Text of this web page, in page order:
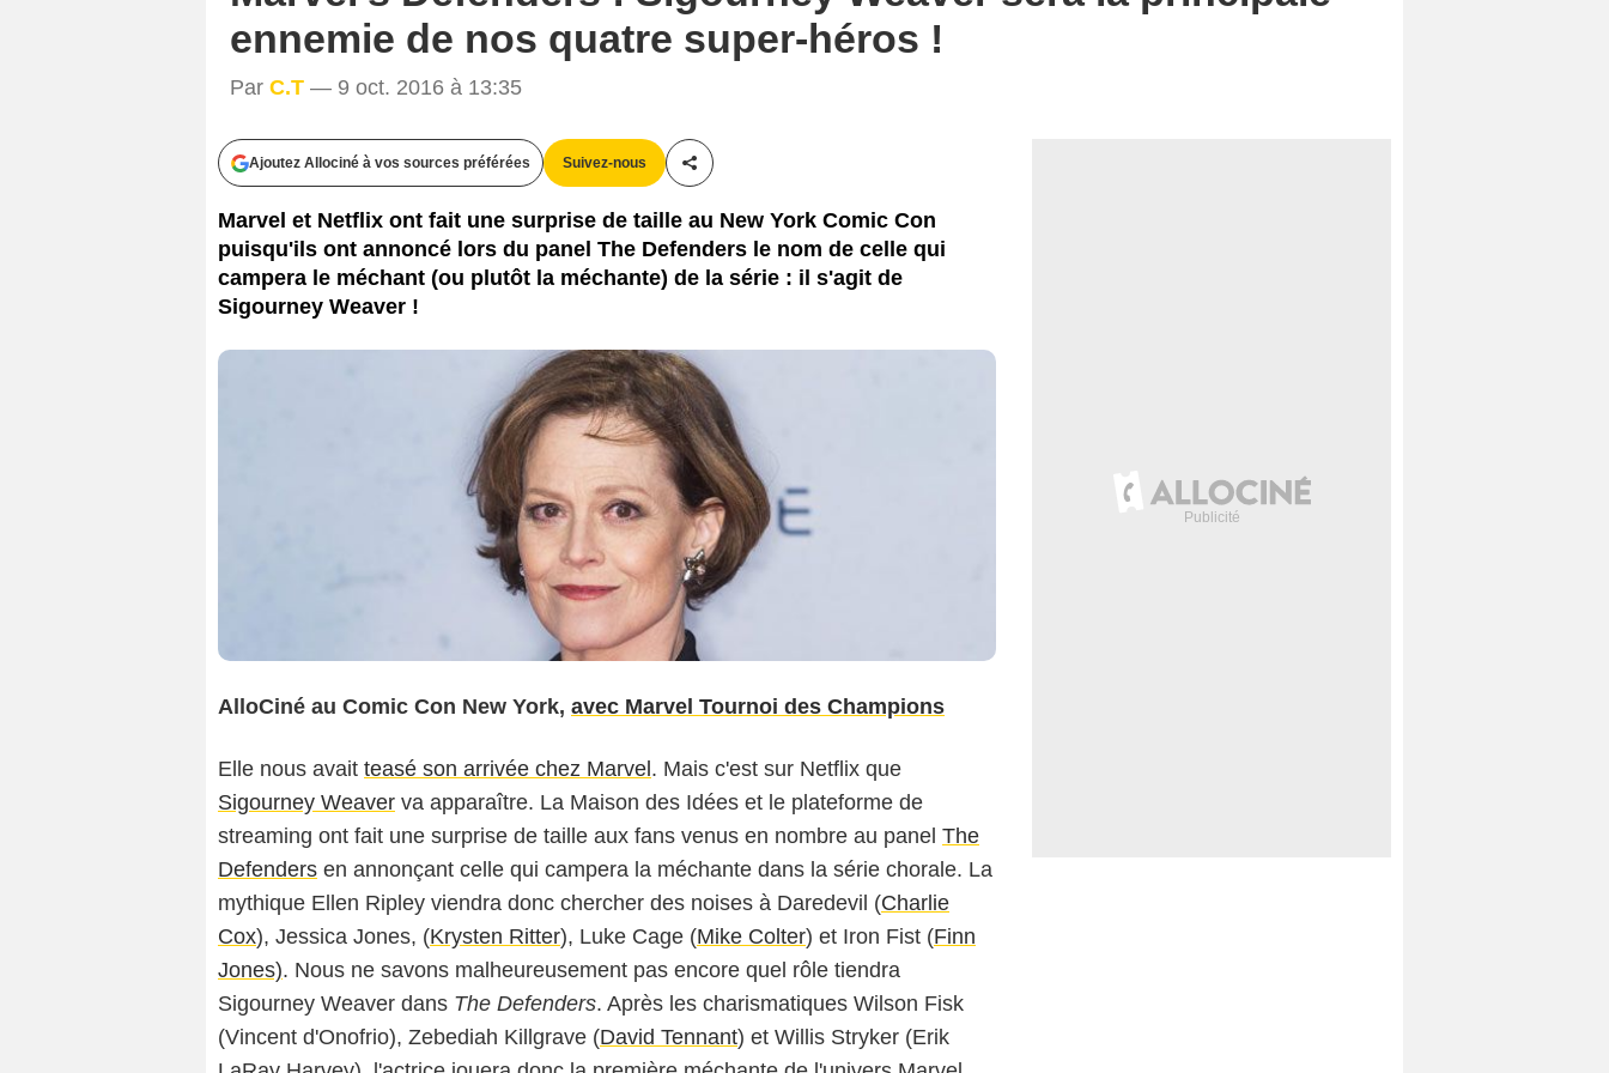
ennemie de nos quatre super-héros !
Par C.T — 9 oct. 2016 à 13:35
Ajoutez Allociné à vos sources préférées Suivez-nous
Partager cet article
Marvel et Netflix ont fait une surprise de taille au New York Comic Con
puisqu'ils ont annoncé lors du panel The Defenders le nom de celle qui
campera le méchant (ou plutôt la méchante) de la série : il s'agit de
Sigourney Weaver !
Bestimage
AlloCiné au Comic Con New York, avec Marvel Tournoi des Champions
Elle nous avait teasé son arrivée chez Marvel. Mais c'est sur Netflix que
Sigourney Weaver va apparaître. La Maison des Idées et le plateforme de
streaming ont fait une surprise de taille aux fans venus en nombre au panel The
Defenders en annonçant celle qui campera la méchante dans la série chorale. La
mythique Ellen Ripley viendra donc chercher des noises à Daredevil (Charlie
Cox), Jessica Jones, (Krysten Ritter), Luke Cage (Mike Colter) et Iron Fist (Finn
Jones). Nous ne savons malheureusement pas encore quel rôle tiendra
Sigourney Weaver dans The Defenders. Après les charismatiques Wilson Fisk
(Vincent d'Onofrio), Zebediah Killgrave (David Tennant) et Willis Stryker (Erik